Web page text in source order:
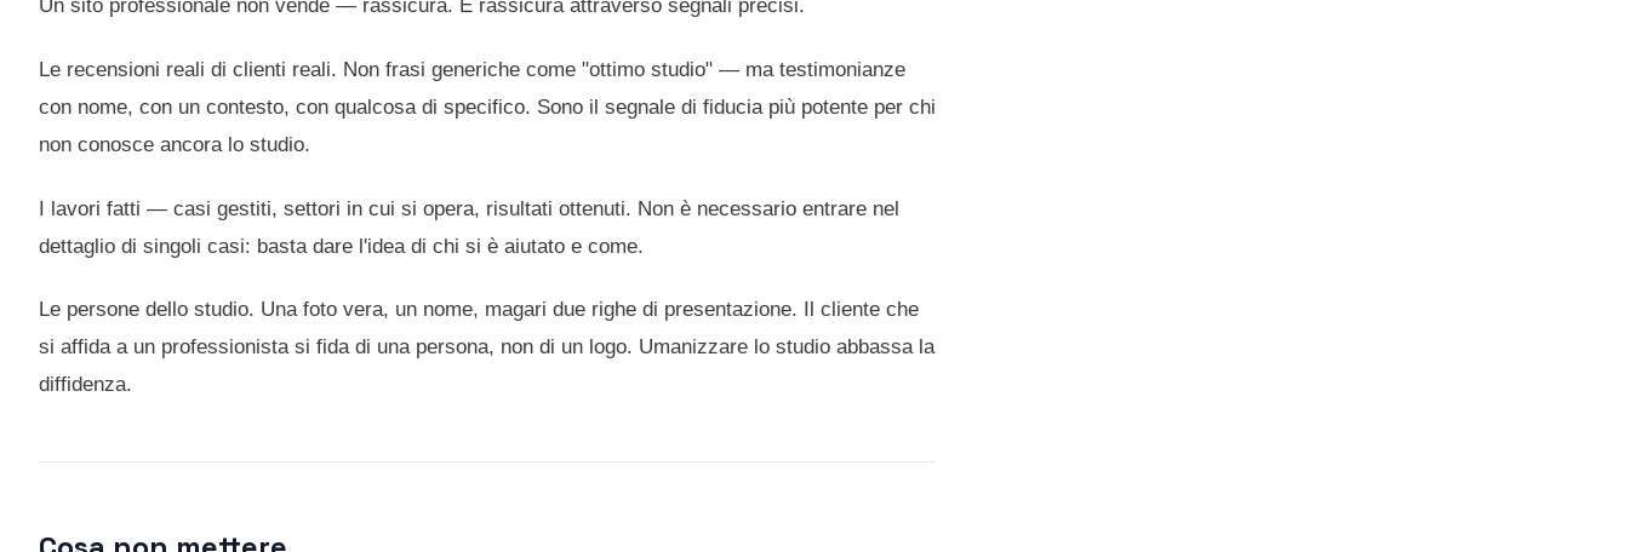
Un sito professionale non vende — rassicura. E rassicura attraverso segnali precisi.
Le recensioni reali di clienti reali. Non frasi generiche come "ottimo studio" — ma testimonianze
con nome, con un contesto, con qualcosa di specifico. Sono il segnale di fiducia più potente per chi
non conosce ancora lo studio.
I lavori fatti — casi gestiti, settori in cui si opera, risultati ottenuti. Non è necessario entrare nel
dettaglio di singoli casi: basta dare l'idea di chi si è aiutato e come.
Le persone dello studio. Una foto vera, un nome, magari due righe di presentazione. Il cliente che
si affida a un professionista si fida di una persona, non di un logo. Umanizzare lo studio abbassa la
diffidenza.